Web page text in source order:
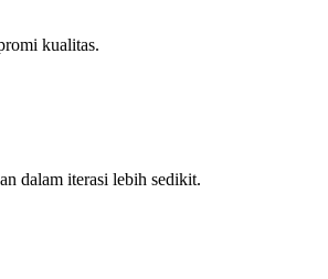
kualitas.
dalam iterasi lebih sedikit.